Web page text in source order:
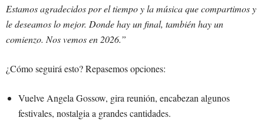
Estamos agradecidos por el tiempo y la música que compartimos y
le deseamos lo mejor. Donde hay un final, también hay un
comienzo. Nos vemos en 2026.”
¿Cómo seguirá esto? Repasemos opciones:
Vuelve Angela Gossow, gira reunión, encabezan algunos
festivales, nostalgia a grandes cantidades.